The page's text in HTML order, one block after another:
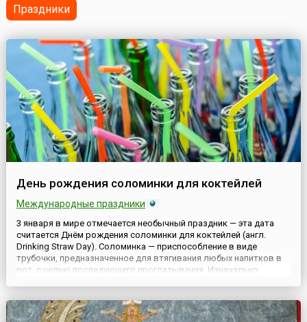
Праздники
День рождения соломинки для коктейлей
Международные праздники
3 января в мире отмечается необычный праздник — эта дата
считается Днём рождения соломинки для коктейлей (англ.
Drinking Straw Day). Соломинка — приспособление в виде
трубочки, предназначенное для втягивания любых напитков в
рот, с целью последующего проглатывания. Изначально,
от ч...